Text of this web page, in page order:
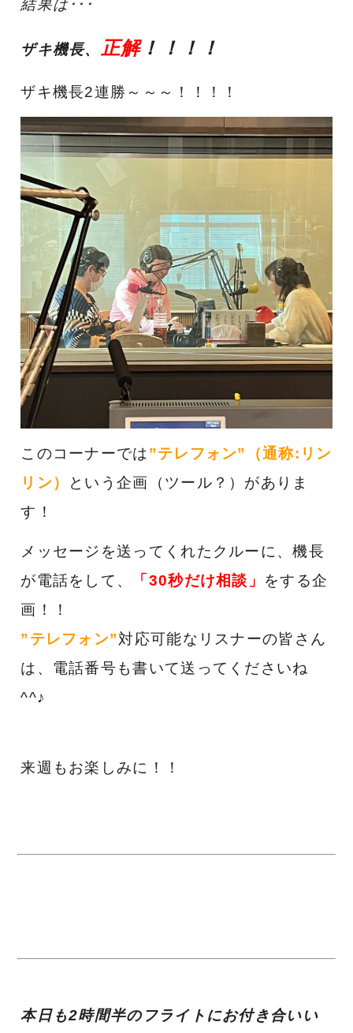
結果は･･･
ザキ機長、 正解！！！！
ザキ機長2連勝～～～！！！！
このコーナーでは”テレフォン”（通称:リン
リン）
という企画（ツール？）がありま
す！
メッセージを送ってくれたクルーに、機長
が電話をして、
「30秒だけ相談」 をする企
画！！
”テレフォン”対応可能なリスナーの皆さん
は、電話番号も書いて送ってくださいね
^^♪
来週も お楽しみに！！
本日も2時間半のフライトにお付き合いい